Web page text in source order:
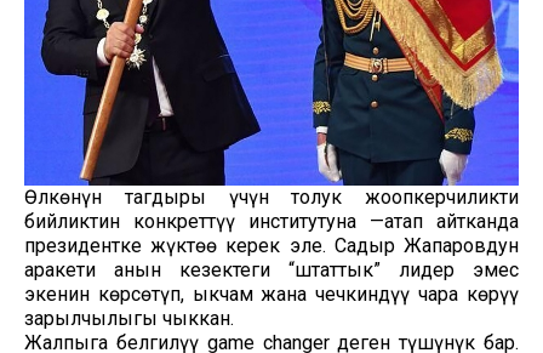
Өлкөнүн тагдыры үчүн толук жоопкерчиликти
бийликтин конкреттүү институтуна —атап айтканда
президентке жүктөө керек эле. Садыр Жапаровдун
аракети анын кезектеги “штаттык” лидер эмес
экенин көрсөтүп, ыкчам жана чечкиндүү чара көрүү
зарылчылыгы чыккан.
Жалпыга белгилүү game changer деген түшүнүк бар.